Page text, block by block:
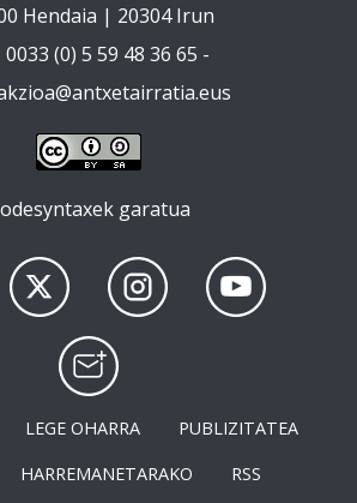
Hendaia | 20304 Irun
0033 (0) 5 59 48 36 65 -
garatua
LEGE OHARRA
PUBLIZITATEA
HARREMANETARAKO RSS